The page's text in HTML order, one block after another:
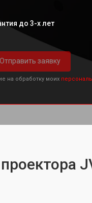
до 3-х лет
Отправить заявку
на обработку моих